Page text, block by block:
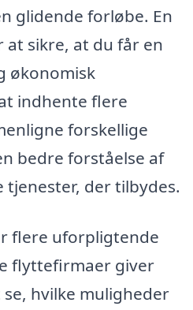
glidende forløbe. En
at sikre, at du får en
økonomisk
indhente flere
forskellige
bedre forståelse af
tjenester, der tilbydes.
flere uforpligtende
flyttefirmaer giver
hvilke muligheder